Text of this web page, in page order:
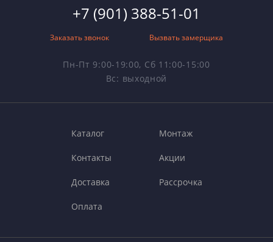
+7 (901) 388-51-01
Заказать звонок Вызвать замерщика
Пн-Пт 9:00-19:00, Сб 11:00-15:00
Вс: выходной
Каталог
Контакты
Доставка
Оплата
Монтаж
Акции
Рассрочка